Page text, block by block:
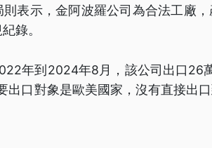
表示，金阿波羅公司為合法工廠
錄。
年到2024年8月，該公司出口26
出口對象是歐美國家，沒有直接出